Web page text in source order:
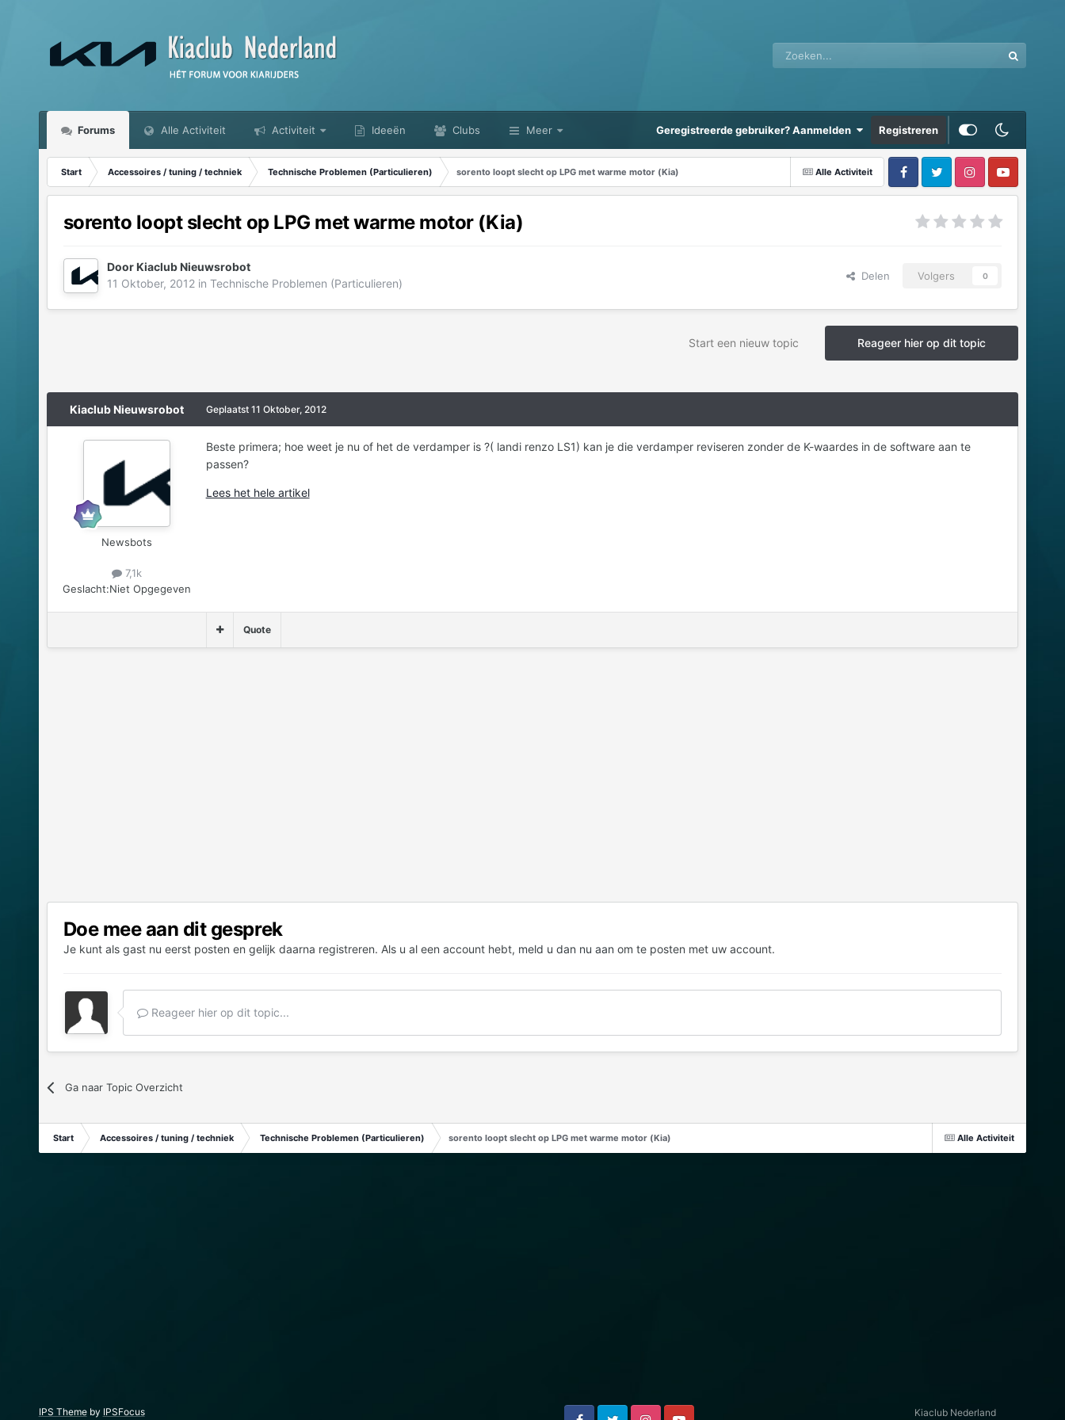
Forums Alle Activiteit Activiteit Ideeën Clubs Meer Geregistreerde gebruiker? Aanmelden Registreren
Alle Activiteit
Start Accessoires / tuning / techniek Technische Problemen (Particulieren) sorento loopt slecht op LPG met warme motor (Kia)
sorento loopt slecht op LPG met warme motor (Kia)
DoorKiaclub Nieuwsrobot
11 Oktober, 2012in Technische Problemen (Particulieren)
Delen Volgers 0
Reageer hier op dit topic
Start een nieuw topic
Kiaclub Nieuwsrobot
Newsbots
7,1k
Geslacht:Niet Opgegeven
Geplaatst 11 Oktober, 2012
Beste primera; hoe weet je nu of het de verdamper is ?( landi renzo LS1) kan je die verdamper reviseren zonder de K-waardes in de software aan te
passen?
Lees het hele artikel
Quote
Doe mee aan dit gesprek
Je kunt als gast nu eerst posten en gelijk daarna registreren. Als u al een account hebt, meld u dan nu aan om te posten met uw account.
Reageer hier op dit topic...
Ga naar Topic Overzicht
Alle Activiteit
Start Accessoires / tuning / techniek Technische Problemen (Particulieren) sorento loopt slecht op LPG met warme motor (Kia)
IPS Themeby IPSFocus Kiaclub Nederland